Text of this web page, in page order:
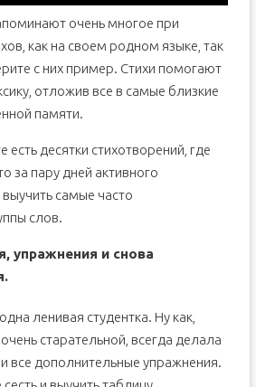
очень многое при
как на своем родном языке, так
с них пример. Стихи помогают
отложив все в самые близкие
памяти.
есть десятки стихотворений, где
за пару дней активного
самые часто
слов.
упражнения и снова
ленивая студентка. Ну как,
старательной, всегда делала
все дополнительные упражнения.